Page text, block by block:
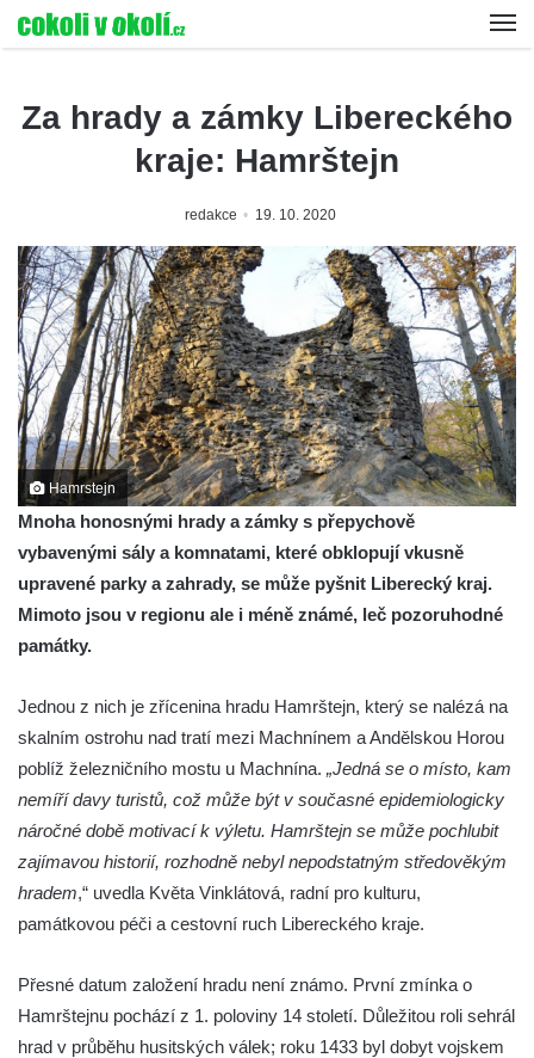
Za hrady a zámky Libereckého
kraje: Hamrštejn
redakce 19. 10. 2020
Hamrstejn
Mnoha honosnými hrady a zámky s přepychově
vybavenými sály a komnatami, které obklopují vkusně
upravené parky a zahrady, se může pyšnit Liberecký kraj.
Mimoto jsou v regionu ale i méně známé, leč pozoruhodné
památky.
Jednou z nich je zřícenina hradu Hamrštejn, který se nalézá na
skalním ostrohu nad tratí mezi Machnínem a Andělskou Horou
poblíž železničního mostu u Machnína. „Jedná se o místo, kam
nemíří davy turistů, což může být v současné epidemiologicky
náročné době motivací k výletu. Hamrštejn se může pochlubit
zajímavou historií, rozhodně nebyl nepodstatným středověkým
hradem,“ uvedla Květa Vinklátová, radní pro kulturu,
památkovou péči a cestovní ruch Libereckého kraje.
Přesné datum založení hradu není známo. První zmínka o
Hamrštejnu pochází z 1. poloviny 14 století. Důležitou roli sehrál
hrad v průběhu husitských válek; roku 1433 byl dobyt vojskem